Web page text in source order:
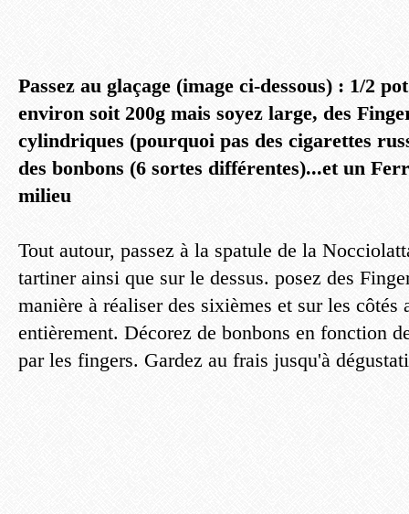
Passez au glaçage (image ci-dessous) : 1/2
environ soit 200g mais soyez large, des
cylindriques (pourquoi pas des cigarettes
des bonbons (6 sortes différentes)...et un
milieu
Tout autour, passez à la spatule de la
tartiner ainsi que sur le dessus. posez des
manière à réaliser des sixièmes et sur les
entièrement. Décorez de bonbons en fonction
par les fingers. Gardez au frais jusqu'à